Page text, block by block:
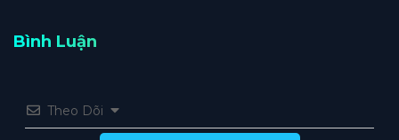
Bình Luận
Theo Dõi